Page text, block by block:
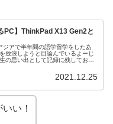
PC】ThinkPad X13 Gen2と
アで半年間の語学留学をしたあ
放浪しようと目論んでいるよーじ
の思い出として記録に残しておき
2021.12.25
い！